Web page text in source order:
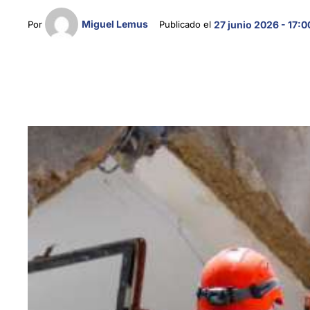
Por Miguel Lemus Publicado el 27 junio 2026 -